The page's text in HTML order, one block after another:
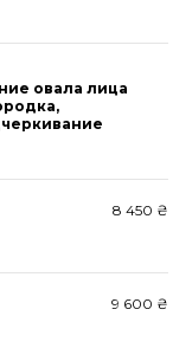
овала лица
8 450 ₴
9 600 ₴